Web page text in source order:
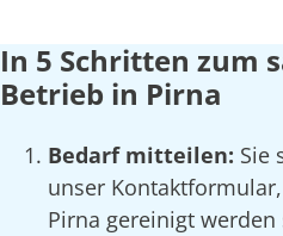
In 5 Schritten zum
Betrieb in Pirna
Bedarf mitteilen: Sie
unser
Pirna gereinigt